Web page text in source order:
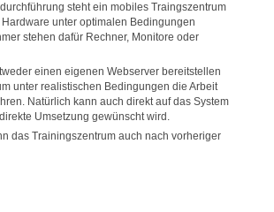
steht ein mobiles Traingszentrum
unter optimalen Bedingungen
stehen dafür Rechner, Monitore oder
einen eigenen Webserver bereitstellen
unter realistischen Bedingungen die Arbeit
Natürlich kann auch direkt auf das System
Umsetzung gewünscht wird.
das Trainingszentrum auch nach vorheriger